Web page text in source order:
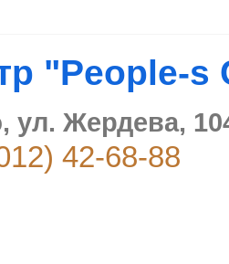
"People-s
ул. Жердева,
42-68-88